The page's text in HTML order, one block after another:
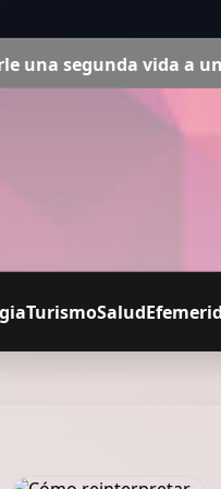
a una notebook o
TurismoSalud